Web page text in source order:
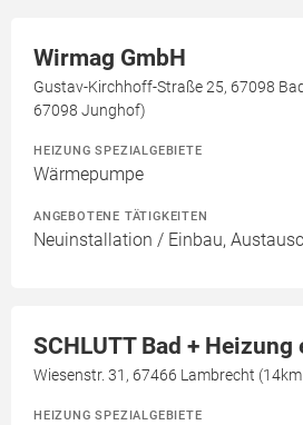
Wirmag GmbH
Gustav-Kirchhoff-Straße 25, 67098
67098 Junghof)
HEIZUNG SPEZIALGEBIETE
Wärmepumpe
ANGEBOTENE TÄTIGKEITEN
Neuinstallation / Einbau,
SCHLUTT Bad + Heizung
Wiesenstr. 31, 67466 Lambrecht
HEIZUNG SPEZIALGEBIETE